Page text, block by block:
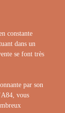
constante
dans un
se font très
par son
vous